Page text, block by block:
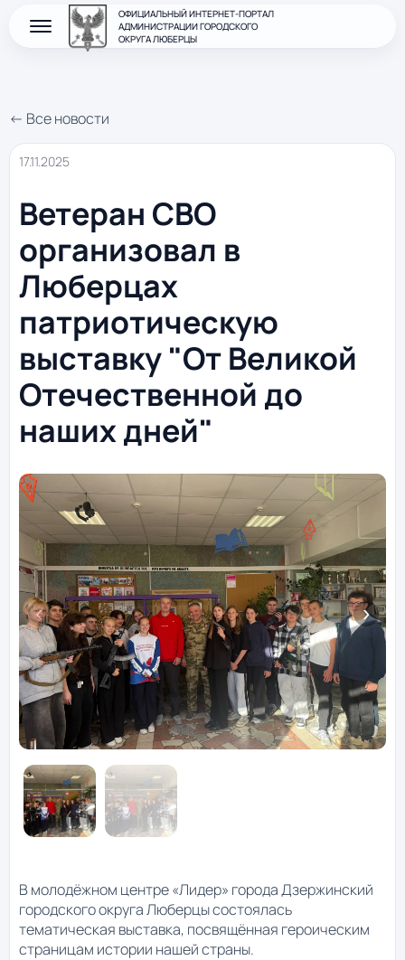
ОФИЦИАЛЬНЫЙ ИНТЕРНЕТ-ПОРТАЛ
АДМИНИСТРАЦИИ ГОРОДСКОГО
ОКРУГА ЛЮБЕРЦЫ
← Все новости
17.11.2025
Ветеран СВО
организовал в
Люберцах
патриотическую
выставку "От Великой
Отечественной до
наших дней"
В молодёжном центре «Лидер» города Дзержинский
городского округа Люберцы состоялась
тематическая выставка, посвящённая героическим
страницам истории нашей страны.